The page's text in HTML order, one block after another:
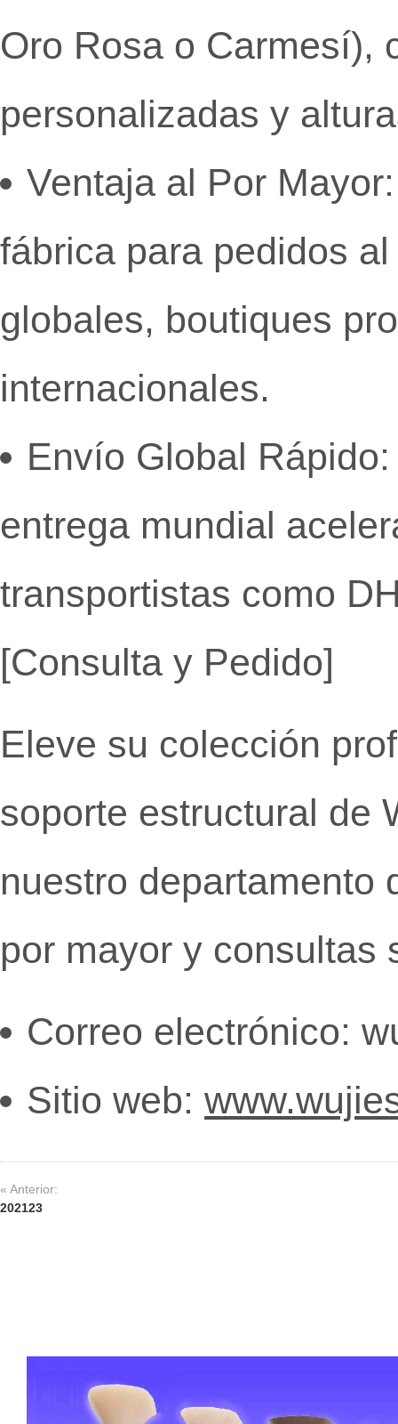
Oro Rosa o Carmesí),
personalizadas y
Ventaja al Por Mayor:
fábrica para pedidos
globales, boutiques
internacionales.
Envío Global Rápido:
entrega mundial
transportistas como
[Consulta y Pedido]
Eleve su colección
soporte estructural de
nuestro departamento
por mayor y consultas
Correo electrónico:
Sitio web:
« Anterior:
202123